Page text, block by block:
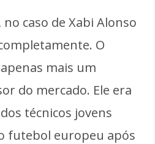
caso de Xabi Alonso
O
mais um
do mercado. Ele era
técnicos jovens
futebol europeu após